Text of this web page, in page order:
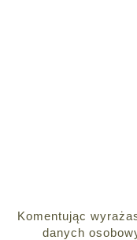
Komentując
danych